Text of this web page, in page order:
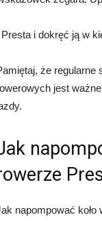
i dokręć ją w
że regularne
jest
napompować koło